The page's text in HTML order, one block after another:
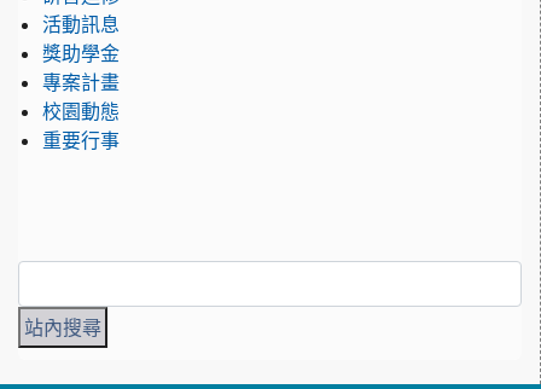
活動訊息
獎助學金
專案計畫
校園動態
重要行事